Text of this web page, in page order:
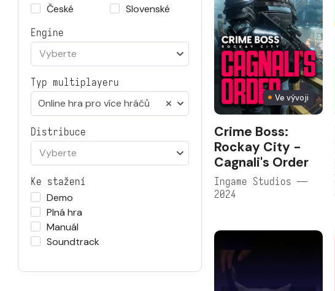
České
Slovenské
Engine
Vyberte
Typ multiplayeru
Online hra pro více hráčů
Distribuce
Vyberte
Ke stažení
Demo
Plná hra
Manuál
Soundtrack
Ve vývoji
Crime Boss:
Rockay City -
Cagnali's Order
Ingame Studios —
2024